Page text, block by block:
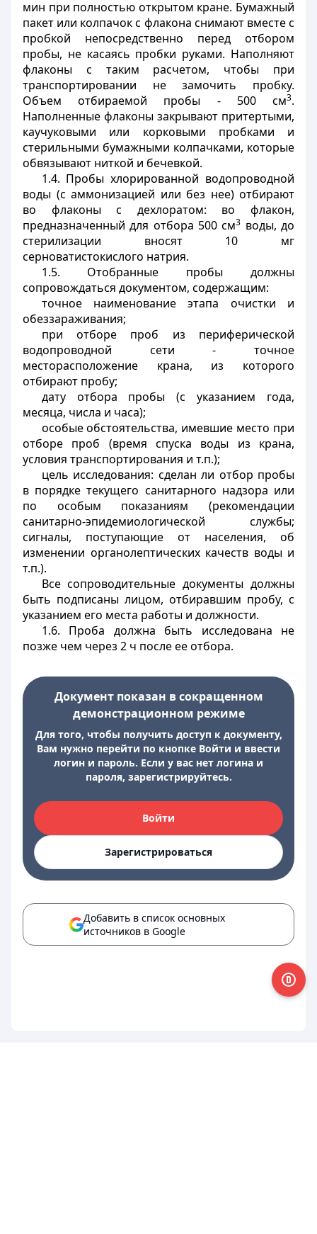
мин при полностью открытом кране. Бумажный
пакет или колпачок с флакона снимают вместе с
пробкой непосредственно перед отбором
пробы, не касаясь пробки руками. Наполняют
флаконы с таким расчетом, чтобы при
транспортировании не замочить пробку.
Объем отбираемой пробы - 500 см3.
Наполненные флаконы закрывают притертыми,
каучуковыми или корковыми пробками и
стерильными бумажными колпачками, которые
обвязывают ниткой и бечевкой.
1.4. Пробы хлорированной водопроводной
воды (с аммонизацией или без нее) отбирают
во флаконы с дехлоратом: во флакон,
предназначенный для отбора 500 см3 воды, до
стерилизации вносят 10 мг
серноватистокислого натрия.
1.5. Отобранные пробы должны
сопровождаться документом, содержащим:
точное наименование этапа очистки и
обеззараживания;
при отборе проб из периферической
водопроводной сети - точное
месторасположение крана, из которого
отбирают пробу;
дату отбора пробы (с указанием года,
месяца, числа и часа);
особые обстоятельства, имевшие место при
отборе проб (время спуска воды из крана,
условия транспортирования и т.п.);
цель исследования: сделан ли отбор пробы
в порядке текущего санитарного надзора или
по особым показаниям (рекомендации
санитарно-эпидемиологической службы;
сигналы, поступающие от населения, об
изменении органолептических качеств воды и
т.п.).
Все сопроводительные документы должны
быть подписаны лицом, отбиравшим пробу, с
указанием его места работы и должности.
1.6. Проба должна быть исследована не
позже чем через 2 ч после ее отбора.
Документ показан в сокращенном
демонстрационном режиме
Для того, чтобы получить доступ к документу,
Вам нужно перейти по кнопке Войти и ввести
логин и пароль. Если у вас нет логина и
пароля, зарегистрируйтесь.
Войти
Зарегистрироваться
Добавить в список основных
источников в Google